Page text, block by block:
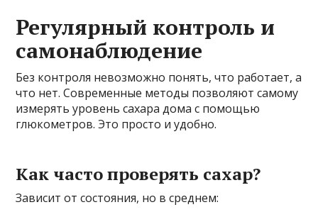
Регулярный контроль и
самонаблюдение
Без контроля невозможно понять, что работает, а
что нет. Современные методы позволяют самому
измерять уровень сахара дома с помощью
глюкометров. Это просто и удобно.
Как часто проверять сахар?
Зависит от состояния, но в среднем: